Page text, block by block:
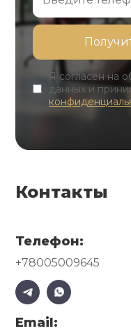
Я согласен на
данных и
Контакты
Телефон:
+78005009645
Email: